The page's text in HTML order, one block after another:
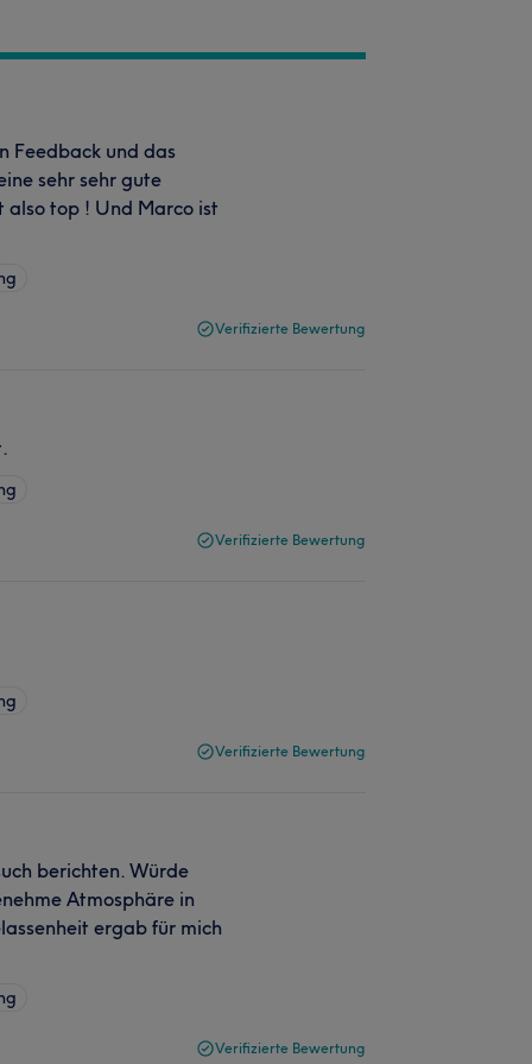
Feedback und das
sehr sehr gute
also top ! Und Marco ist
Verifizierte Bewertung
Verifizierte Bewertung
Verifizierte Bewertung
berichten. Würde
Atmosphäre in
ergab für mich
Verifizierte Bewertung